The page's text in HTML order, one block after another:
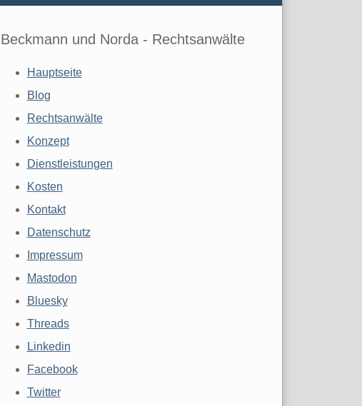
Beckmann und Norda - Rechtsanwälte
Hauptseite
Blog
Rechtsanwälte
Konzept
Dienstleistungen
Kosten
Kontakt
Datenschutz
Impressum
Mastodon
Bluesky
Threads
Linkedin
Facebook
Twitter